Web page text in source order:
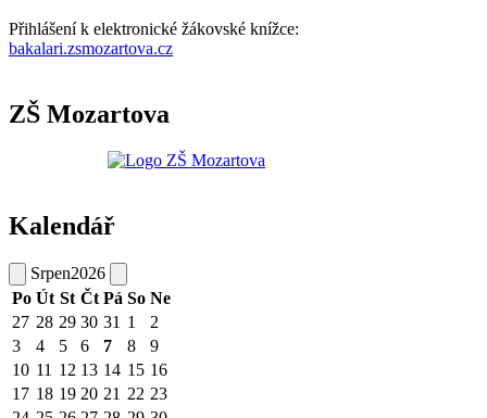
Přihlášení k elektronické žákovské knížce:
bakalari.zsmozartova.cz
ZŠ Mozartova
Kalendář
Srpen2026
Po Út St Čt Pá So Ne
27 28 29 30 31 1
2
3
4 5 6 7 8
9
10 11 12 13 14 15 16
17 18 19 20 21 22 23